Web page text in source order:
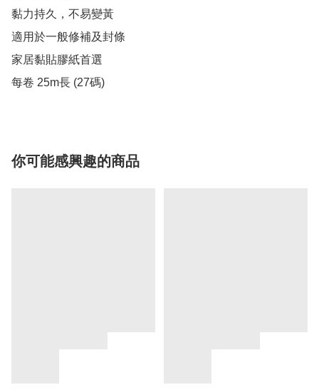
黏力持久，不易變黃
適用於一般修補及封條
家居黏貼膠紙首選
每卷 25m長 (27碼)
你可能感興趣的商品